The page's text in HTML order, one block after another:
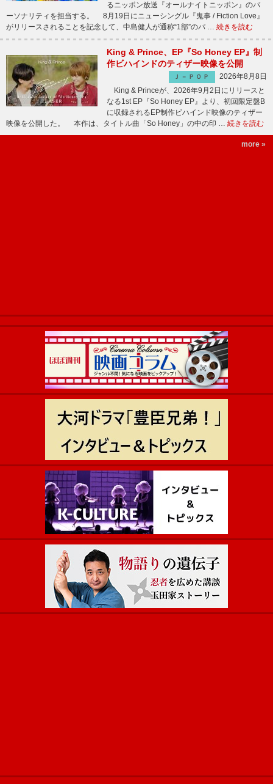
るニッポン放送『オールナイトニッポン』のパ
ーソナリティを担当する。 8月19日にニューシングル『鬼事 / Fiction Love』
がリリースされることを記念して、中島健人が通称“1部”のパ … 続きを読む
King & Prince、EP『So Honey EP』制
作ビハインドのティザー映像を公開
Ｊ－ＰＯＰ
2026年8月8日
King & Princeが、2026年9月2日にリリースと
なる1st EP『So Honey EP』より、初回限定盤B
に収録されるEP制作ビハインド映像のティザー
映像を公開した。 本作は、タイトル曲「So Honey」の中の印 … 続きを読む
more »